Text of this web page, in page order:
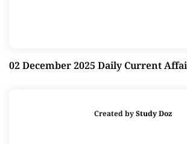
02 December 2025 Daily Current
Created byStudy Doz